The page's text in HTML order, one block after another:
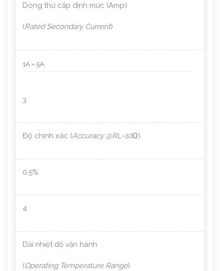
Dòng thứ cấp định mức (Amp)
(Rated Secondary Current)
1A ÷ 5A
3
Độ chính xác (Accuracy @RL=10Ω)
0.5%
4
Dải nhiệt độ vận hành
(Operating Temperature Range)